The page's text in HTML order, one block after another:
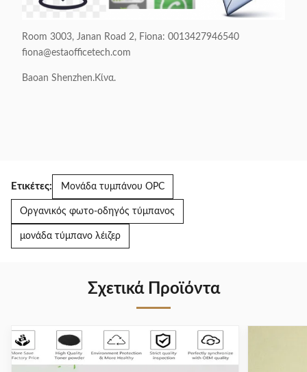
P2040dn
Εκτυπωτής
Λέιζερ
Cartridge
εκτυπωτής
Room 3003, Janan Road 2, Fiona: 0013427946540
fiona@estaofficetech.com
Baoan Shenzhen.Κίνα.
Ετικέτες: Μονάδα τυμπάνου OPC
Οργανικός φωτο-οδηγός τύμπανος
μονάδα τύμπανο λέιζερ
Σχετικά Προϊόντα